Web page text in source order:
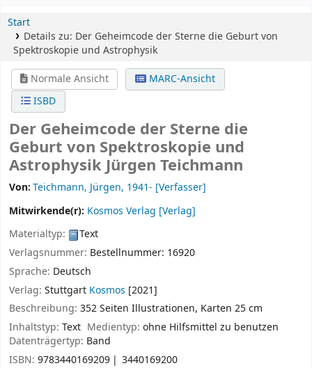
Start
Details zu: Der Geheimcode der Sternedie Geburt von
Spektroskopie und Astrophysik
Normale Ansicht
MARC-Ansicht
ISBD
Der Geheimcode der Sterne die
Geburt von Spektroskopie und
Astrophysik Jürgen Teichmann
Von:Teichmann, Jürgen, 1941- [Verfasser]
Mitwirkende(r): Kosmos Verlag [Verlag]
Materialtyp:
Text
Verlagsnummer: Bestellnummer: 16920
Sprache: Deutsch
Verlag: Stuttgart Kosmos [2021]
Beschreibung: 352 Seiten Illustrationen, Karten 25 cm
Inhaltstyp: Text Medientyp:ohne Hilfsmittel zu benutzen
Datenträgertyp: Band
ISBN: 9783440169209
3440169200